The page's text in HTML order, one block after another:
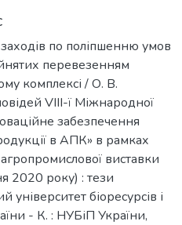
по поліпшенню умов
перевезенням
комплексі / О. В.
VIII-ї Міжнародної
забезпечення
в АПК» в рамках
виставки
2020 року) : тези
біоресурсів і
- К. : НУБіП України,